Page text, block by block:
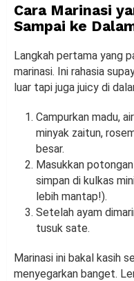
Cara Marinasi
Sampai ke
Langkah pertama yang
marinasi. Ini rahasia
luar tapi juga juicy di
Campurkan madu,
minyak zaitun,
besar.
Masukkan
simpan di kulkas
lebih mantap!).
Setelah ayam
tusuk sate.
Marinasi ini bakal kasih
menyegarkan banget.